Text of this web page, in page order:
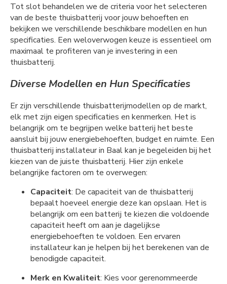
Tot slot behandelen we de criteria voor het selecteren
van de beste thuisbatterij voor jouw behoeften en
bekijken we verschillende beschikbare modellen en hun
specificaties. Een weloverwogen keuze is essentieel om
maximaal te profiteren van je investering in een
thuisbatterij.
Diverse Modellen en Hun Specificaties
Er zijn verschillende thuisbatterijmodellen op de markt,
elk met zijn eigen specificaties en kenmerken. Het is
belangrijk om te begrijpen welke batterij het beste
aansluit bij jouw energiebehoeften, budget en ruimte. Een
thuisbatterij installateur in Baal kan je begeleiden bij het
kiezen van de juiste thuisbatterij. Hier zijn enkele
belangrijke factoren om te overwegen:
Capaciteit: De capaciteit van de thuisbatterij
bepaalt hoeveel energie deze kan opslaan. Het is
belangrijk om een batterij te kiezen die voldoende
capaciteit heeft om aan je dagelijkse
energiebehoeften te voldoen. Een ervaren
installateur kan je helpen bij het berekenen van de
benodigde capaciteit.
Merk en Kwaliteit: Kies voor gerenommeerde